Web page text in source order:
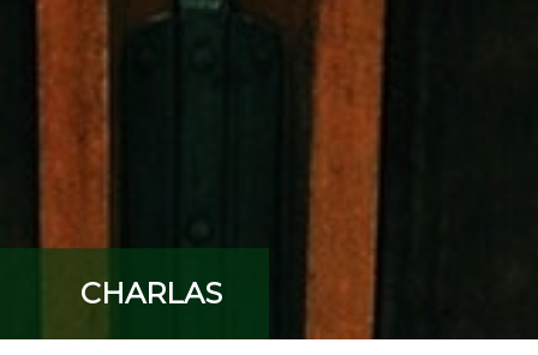
CHARLAS